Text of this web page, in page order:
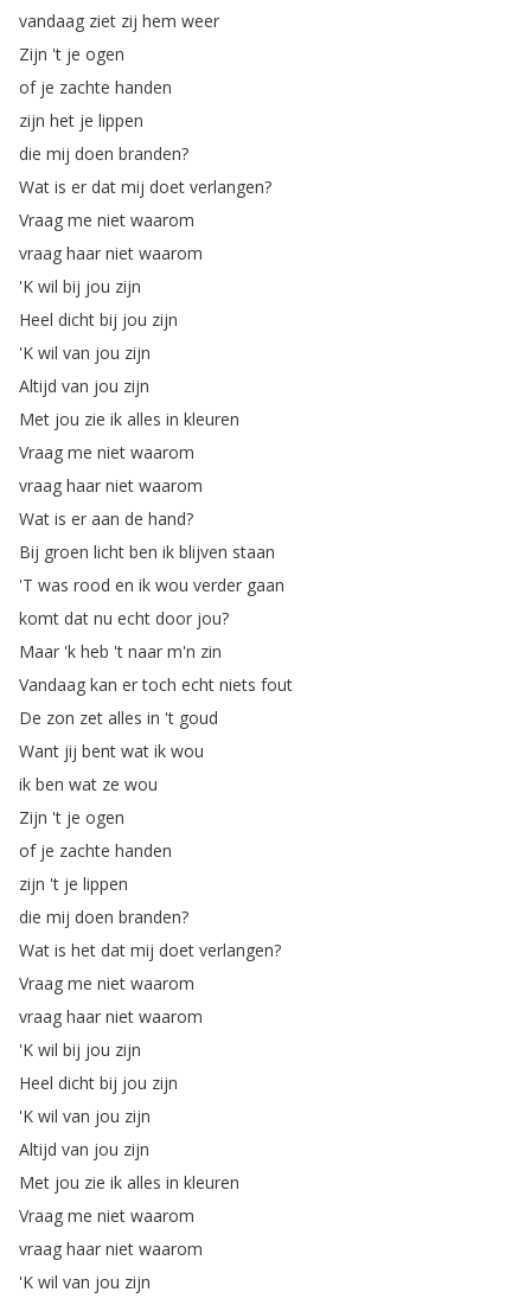
vandaag ziet zij hem weer
Zijn 't je ogen
of je zachte handen
zijn het je lippen
die mij doen branden?
Wat is er dat mij doet verlangen?
Vraag me niet waarom
vraag haar niet waarom
'K wil bij jou zijn
Heel dicht bij jou zijn
'K wil van jou zijn
Altijd van jou zijn
Met jou zie ik alles in kleuren
Vraag me niet waarom
vraag haar niet waarom
Wat is er aan de hand?
Bij groen licht ben ik blijven staan
'T was rood en ik wou verder gaan
komt dat nu echt door jou?
Maar 'k heb 't naar m'n zin
Vandaag kan er toch echt niets fout
De zon zet alles in 't goud
Want jij bent wat ik wou
ik ben wat ze wou
Zijn 't je ogen
of je zachte handen
zijn 't je lippen
die mij doen branden?
Wat is het dat mij doet verlangen?
Vraag me niet waarom
vraag haar niet waarom
'K wil bij jou zijn
Heel dicht bij jou zijn
'K wil van jou zijn
Altijd van jou zijn
Met jou zie ik alles in kleuren
Vraag me niet waarom
vraag haar niet waarom
'K wil van jou zijn